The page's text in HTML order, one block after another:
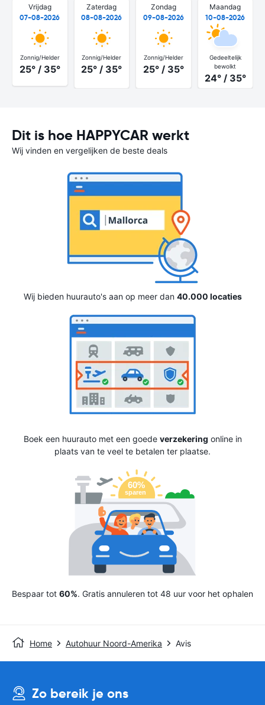
Vrijdag
07-08-2026
Zonnig/Helder
25° / 35°
Zaterdag
08-08-2026
Zonnig/Helder
25° / 35°
Zondag
09-08-2026
Zonnig/Helder
25° / 35°
Maandag
10-08-2026
Gedeeltelijk
bewolkt
24° / 35°
Dit is hoe HAPPYCAR werkt
Wij vinden en vergelijken de beste deals
Wij bieden huurauto's aan op meer dan 40.000 locaties
Boek een huurauto met een goede verzekering online in
plaats van te veel te betalen ter plaatse.
Bespaar tot 60%. Gratis annuleren tot 48 uur voor het ophalen
Home Autohuur Noord-Amerika Avis
Zo bereik je ons